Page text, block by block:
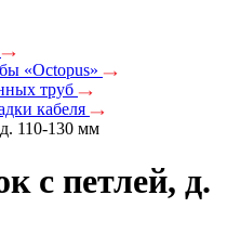
«Octopus»
труб
кабеля
110-130 мм
с петлей, д.